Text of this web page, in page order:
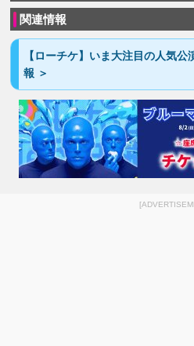
関連情報
【ローチケ】いま大注目の人気
報 ＞